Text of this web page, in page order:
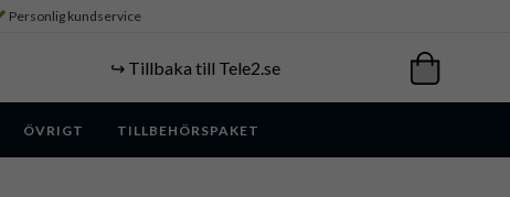
Personlig kundservice
↪️ Tillbaka till Tele2.se
ÖVRIGT TILLBEHÖRSPAKET